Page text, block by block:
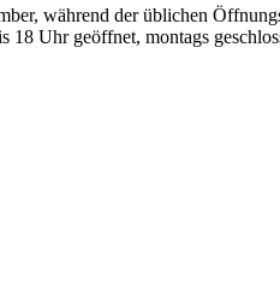
während der üblichen
18 Uhr geöffnet, montags